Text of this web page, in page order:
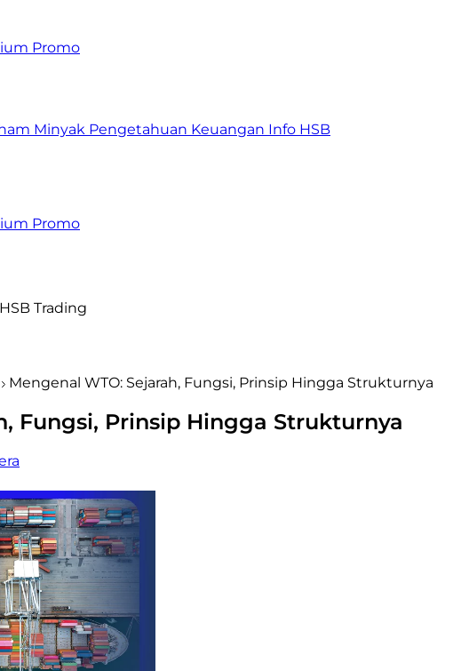
Promo
Minyak Pengetahuan Keuangan Info HSB
Promo
Trading
Mengenal WTO: Sejarah, Fungsi, Prinsip Hingga Strukturnya
Fungsi, Prinsip Hingga Strukturnya